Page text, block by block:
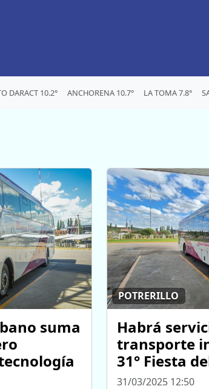
DARACT 10.2° ANCHORENA 10.7° LA TOMA 7.8°
suma
POTRERILLO
Habrá
transporte
31° Fiesta
31/03/2025 12:50